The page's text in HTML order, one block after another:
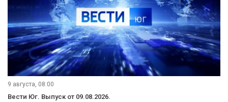
9 августа, 08:00
Вести Юг. Выпуск от 09.08.2026.